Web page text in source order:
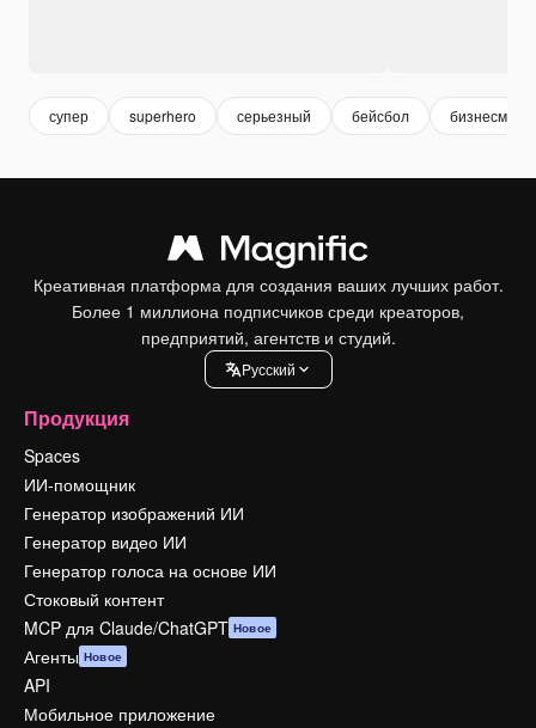
супер superhero серьезный бейсбол бизнесмен
Креативная платформа для создания ваших лучших работ.
Более 1 миллиона подписчиков среди креаторов,
предприятий, агентств и студий.
Pусский
Продукция
Spaces
ИИ-помощник
Генератор изображений ИИ
Генератор видео ИИ
Генератор голоса на основе ИИ
Стоковый контент
MCP для Claude/ChatGPT Новое
Агенты Новое
API
Мобильное приложение